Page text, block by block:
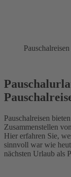
Pauschalreisen
Zusammenstellen
Hier erfahren Sie,
sinnvoll war wie
nächsten Urlaub als